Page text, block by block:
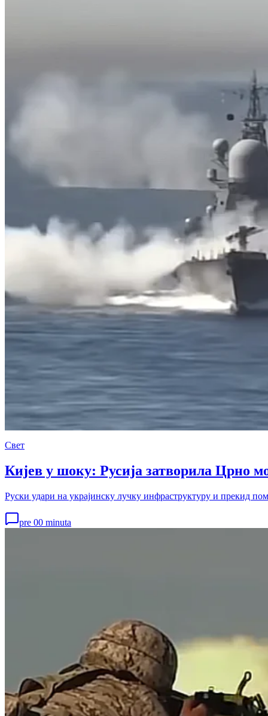
Свет
Кијев у шоку: Русија затворила Црно
Руски удари на украјинску лучку инфраструктуру и прекид
pre 00 minuta